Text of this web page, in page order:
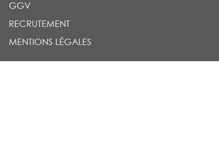
RECRUTEMENT
MENTIONS LÉGALES
GGV